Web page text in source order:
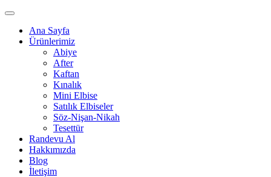
Ana Sayfa
Ürünlerimiz
Abiye
After
Kaftan
Kınalık
Mini Elbise
Satılık Elbiseler
Söz-Nişan-Nikah
Tesettür
Randevu Al
Hakkımızda
Blog
İletişim